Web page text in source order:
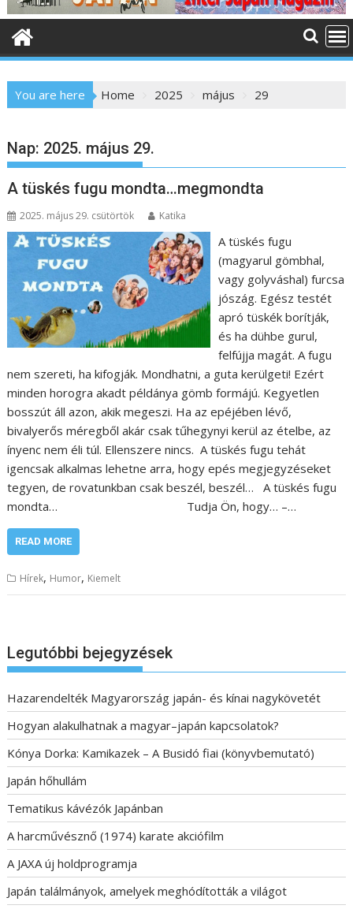
n
e
You are here Home 2025 május 29
Nap: 2025. május 29.
A tüskés fugu mondta…megmondta
2025. május 29. csütörtök Katika
A tüskés fugu
(magyarul gömbhal,
vagy golyváshal) furcsa
jószág. Egész testét
apró tüskék borítják,
és ha dühbe gurul,
felfújja magát. A fugu
nem szereti, ha kifogják. Mondhatni, a guta kerülgeti! Ezért
minden horogra akadt példánya gömb formájú. Kegyetlen
bosszút áll azon, akik megeszi. Ha az epéjében lévő,
bivalyerős méregből akár csak tűhegynyi kerül az ételbe, az
ínyenc nem éli túl. Ellenszere nincs. A tüskés fugu tehát
igencsak alkalmas lehetne arra, hogy epés megjegyzéseket
tegyen, de rovatunkban csak beszél, beszél… A tüskés fugu
mondta… Tudja Ön, hogy… –…
READ MORE
Hírek, Humor, Kiemelt
Legutóbbi bejegyzések
Hazarendelték Magyarország japán- és kínai nagykövetét
Hogyan alakulhatnak a magyar–japán kapcsolatok?
Kónya Dorka: Kamikazek – A Busidó fiai (könyvbemutató)
Japán hőhullám
Tematikus kávézók Japánban
A harcművésznő (1974) karate akciófilm
A JAXA új holdprogramja
Japán találmányok, amelyek meghódították a világot